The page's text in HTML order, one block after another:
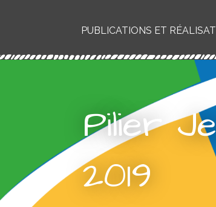
PUBLICATIONS ET
Pilier
2019